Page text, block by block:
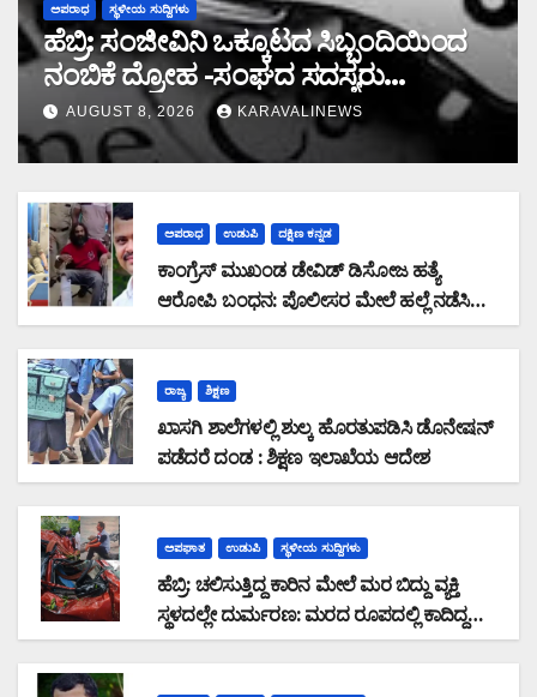
ಅಪರಾಧ ಸ್ಥಳೀಯ ಸುದ್ದಿಗಳು
ಹೆಬ್ರಿ: ಸಂಜೀವಿನಿ ಒಕ್ಕೂಟದ ಸಿಬ್ಬಂದಿಯಿಂದ
ನಂಬಿಕೆ ದ್ರೋಹ -ಸಂಘದ ಸದಸ್ಯರು
ಮರುಪಾವತಿ ಮಾಡಿದ ಸಾಲ ಜಮಾ ಮಾಡದೆ
28,19,489 ರೂ. ವಂಚನೆ
AUGUST 8, 2026 KARAVALINEWS
ಅಪರಾಧ ಉಡುಪಿ ದಕ್ಷಿಣ ಕನ್ನಡ
ಕಾಂಗ್ರೆಸ್ ಮುಖಂಡ ಡೇವಿಡ್ ಡಿಸೋಜ ಹತ್ಯೆ
ಆರೋಪಿ ಬಂಧನ: ಪೊಲೀಸರ ಮೇಲೆ ಹಲ್ಲೆ ನಡೆಸಿ
ಪರಾರಿಯಾಗುತ್ತಿದ್ದ ಆರೋಪಿ ಕಾಲಿಗೆ ಫೈರಿಂಗ್
ರಾಜ್ಯ ಶಿಕ್ಷಣ
ಖಾಸಗಿ ಶಾಲೆಗಳಲ್ಲಿ ಶುಲ್ಕ ಹೊರತುಪಡಿಸಿ ಡೊನೇಷನ್
ಪಡೆದರೆ ದಂಡ : ಶಿಕ್ಷಣ ಇಲಾಖೆಯ ಆದೇಶ
ಅಪಘಾತ ಉಡುಪಿ ಸ್ಥಳೀಯ ಸುದ್ದಿಗಳು
ಹೆಬ್ರಿ: ಚಲಿಸುತ್ತಿದ್ದ ಕಾರಿನ ಮೇಲೆ ಮರ ಬಿದ್ದು ವ್ಯಕ್ತಿ
ಸ್ಥಳದಲ್ಲೇ ದುರ್ಮರಣ: ಮರದ ರೂಪದಲ್ಲಿ ಕಾದಿದ್ದ
ಜವರಾಯ